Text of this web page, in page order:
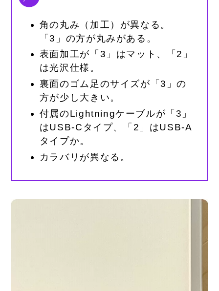
角の丸み（加工）が異なる。
「3」の方が丸みがある。
表面加工が「3」はマット、「2」
は光沢仕様。
裏面のゴム足のサイズが「3」の
方が少し大きい。
付属のLightningケーブルが「3」
はUSB-Cタイプ、「2」はUSB-A
タイプか。
カラバリが異なる。